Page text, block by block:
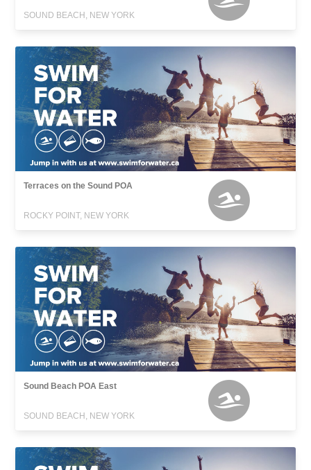
SOUND BEACH, NEW YORK
Terraces on the Sound POA
ROCKY POINT, NEW YORK
Sound Beach POA East
SOUND BEACH, NEW YORK